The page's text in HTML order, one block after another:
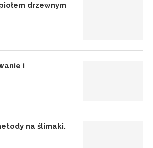
drzewnym
i
na ślimaki.